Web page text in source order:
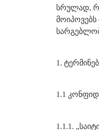
სრულად,
მოიპოვებს
1.
1.1
1.1.1.